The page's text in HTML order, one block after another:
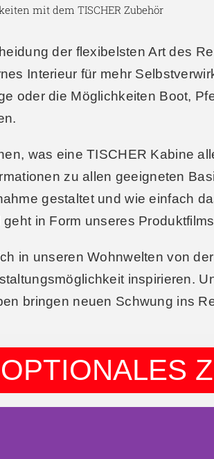
mit dem TISCHER Zubehör
der flexibelsten Art des
Interieur für mehr
oder die Möglichkeiten Boot,
was eine TISCHER Kabine
zu allen geeigneten
gestaltet und wie einfach
in Form unseres
in unseren Wohnwelten von
inspirieren.
bringen neuen Schwung ins
OPTIONALES